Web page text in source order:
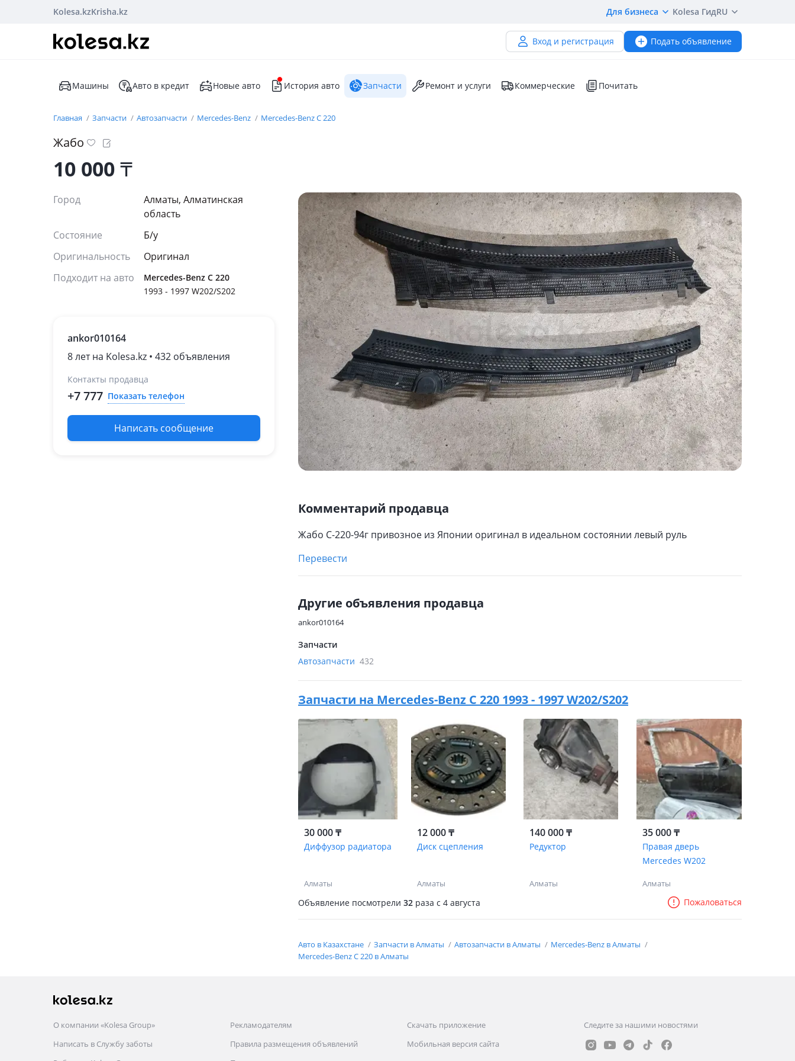
Kolesa.kzKrisha.kz Для бизнеса Kolesa ГидRU
Вход и регистрация Подать объявление
Машины Авто в кредит Новые авто История авто Запчасти Ремонт и услуги Коммерческие Почитать
Главная Запчасти Автозапчасти Mercedes-Benz Mercedes-Benz C 220
Жабо
10 000₸
Город
Алматы, Алматинская
область
Состояние
Б/y
Оригинальность
Оригинал
Подходит на авто
Mercedes-Benz C 220
1993 - 1997 W202/S202
ankor010164
8 лет на Kolesa.kz • 432 объявления
Контакты продавца
+7 777 Показать телефон
Написать сообщение
Комментарий продавца
Жабо С-220-94г привозное из Японии оригинал в идеальном состоянии левый руль
Перевести
Другие объявления продавца
ankor010164
Запчасти
Автозапчасти 432
Запчасти на Mercedes-Benz C 220 1993 - 1997 W202/S202
30 000 ₸
Диффузор радиатора
Алматы
12 000 ₸
Диск сцепления
Алматы
140 000 ₸
Редуктор
Алматы
35 000 ₸
Правая дверь
Mercedes W202
Алматы
Объявление посмотрели 32 раза c 4 августа Пожаловаться
Авто в Казахстане Запчасти в Алматы Автозапчасти в Алматы
Mercedes-Benz в Алматы
Mercedes-Benz C 220 в Алматы
О компании «Kolesa Group»
Написать в Службу заботы
Рекламодателям
Правила размещения объявлений
Скачать приложение
Мобильная версия сайта
Следите за нашими новостями